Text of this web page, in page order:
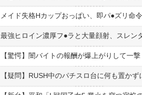
メイド失格Hカップおっぱい、即パ●︎ズリ命
最強ヒロイン濃厚フ●︎ラと大量顔射、スレン
【驚愕】闇バイトの報酬が爆上がりして一
【疑問】RUSH中のパチスロ台に何も置か